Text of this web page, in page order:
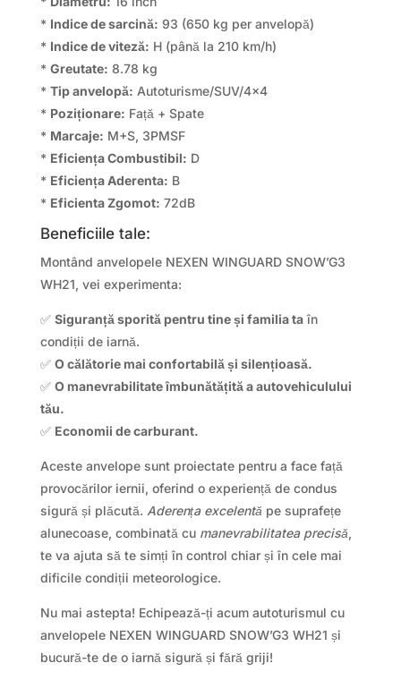
* Indice de sarcină: 93 (650 kg per anvelopă)
* Indice de viteză: H (până la 210 km/h)
* Greutate: 8.78 kg
* Tip anvelopă: Autoturisme/SUV/4×4
* Poziționare: Față + Spate
* Marcaje: M+S, 3PMSF
* Eficiența Combustibil: D
* Eficiența Aderenta: B
* Eficienta Zgomot: 72dB
Beneficiile tale:
Montând anvelopele NEXEN WINGUARD SNOW’G3
WH21, vei experimenta:
✅ Siguranță sporită pentru tine și familia taîn
condiții de iarnă.
✅ O călătorie mai confortabilă și silențioasă.
✅ O manevrabilitate îmbunătățită a autovehiculului
tău.
✅ Economii de carburant.
Aceste anvelope sunt proiectate pentru a face față
provocărilor iernii, oferind o experiență de condus
sigură și plăcută. Aderența excelentă pe suprafețe
alunecoase, combinată cu manevrabilitatea precisă,
te va ajuta să te simți în control chiar și în cele mai
dificile condiții meteorologice.
Nu mai astepta! Echipează-ți acum autoturismul cu
anvelopele NEXEN WINGUARD SNOW’G3 WH21 și
bucură-te de o iarnă sigură și fără griji!